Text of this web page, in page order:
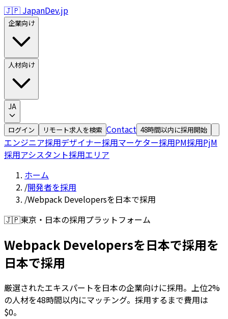
🇯🇵 JapanDev.jp
企業向け
人材向け
JA
ログイン リモート求人を検索 Contact 48時間以内に採用開始
エンジニア採用デザイナー採用マーケター採用PM採用PjM
採用アシスタント採用エリア
ホーム
/開発者を採用
/Webpack Developersを日本で採用
🇯🇵東京・日本の採用プラットフォーム
Webpack Developersを日本で採用を
日本で採用
厳選されたエキスパートを日本の企業向けに採用。上位2%
の人材を48時間以内にマッチング。採用するまで費用は
$0。